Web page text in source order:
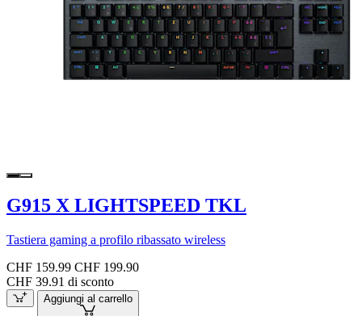
G915 X LIGHTSPEED TKL
Tastiera gaming a profilo ribassato wireless
CHF 159.99 CHF 199.90
CHF 39.91 di sconto
Aggiungi al carrello